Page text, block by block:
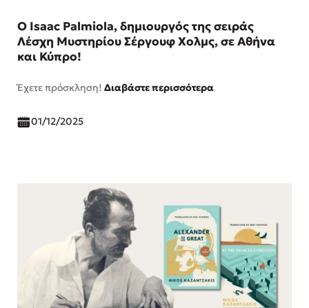
Ο Isaac Palmiola, δημιουργός της σειράς
Λέσχη Μυστηρίου Σέργουφ Χολμς, σε Αθήνα
και Κύπρο!
Έχετε πρόσκληση! Διαβάστε περισσότερα
01/12/2025